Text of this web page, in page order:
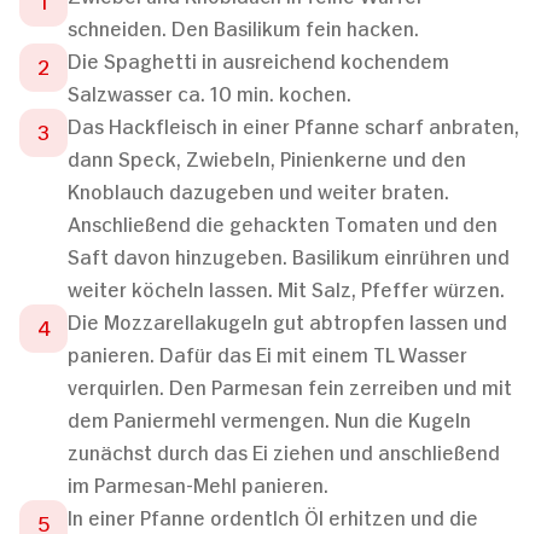
schneiden. Den Basilikum fein hacken.
Die Spaghetti in ausreichend kochendem
Salzwasser ca. 10 min. kochen.
Das Hackfleisch in einer Pfanne scharf anbraten,
dann Speck, Zwiebeln, Pinienkerne und den
Knoblauch dazugeben und weiter braten.
Anschließend die gehackten Tomaten und den
Saft davon hinzugeben. Basilikum einrühren und
weiter köcheln lassen. Mit Salz, Pfeffer würzen.
Die Mozzarellakugeln gut abtropfen lassen und
panieren. Dafür das Ei mit einem TL Wasser
verquirlen. Den Parmesan fein zerreiben und mit
dem Paniermehl vermengen. Nun die Kugeln
zunächst durch das Ei ziehen und anschließend
im Parmesan-Mehl panieren.
In einer Pfanne ordentlch Öl erhitzen und die